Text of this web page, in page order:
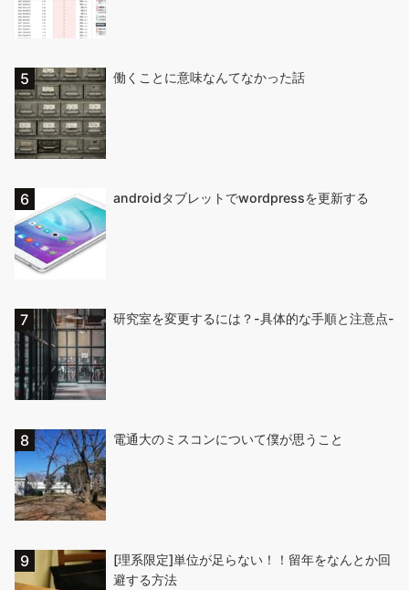
働くことに意味なんてなかった話
androidタブレットでwordpressを更新する
研究室を変更するには？-具体的な手順と注意点-
電通大のミスコンについて僕が思うこと
[理系限定]単位が足らない！！留年をなんとか回
避する方法